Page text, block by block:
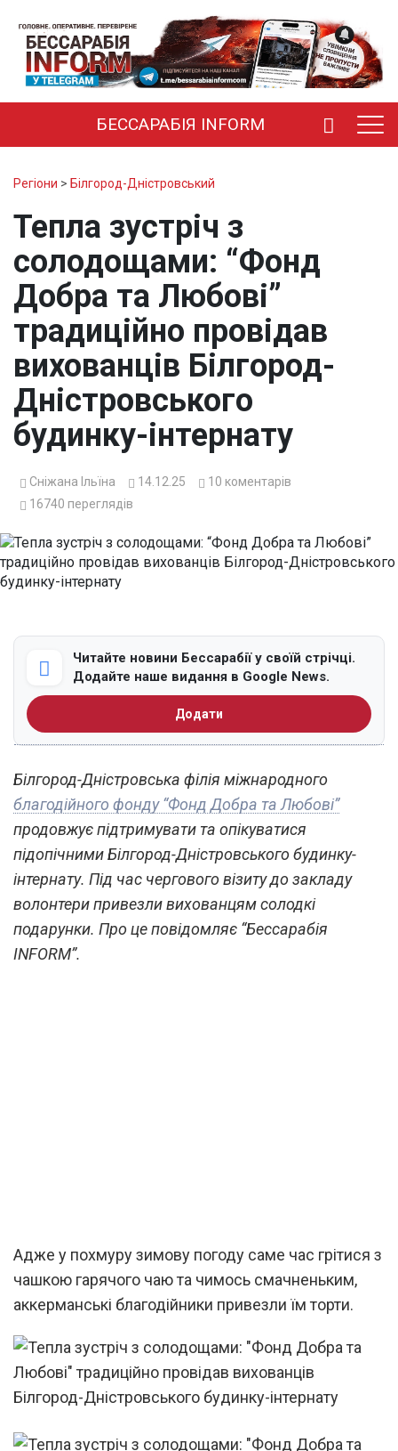
БЕССАРАБІЯ INFORM
Регіони > Білгород-Дністровський
Тепла зустріч з
солодощами: “Фонд
Добра та Любові”
традиційно провідав
вихованців Білгород-
Дністровського
будинку-інтернату
Сніжана Ільїна 14.12.25 10 коментарів
16740 переглядів
Читайте новини Бессарабії у своїй стрічці.
Додайте наше видання в Google News.
Додати
Білгород-Дністровська філія міжнародного
благодійного фонду “Фонд Добра та Любові”
продовжує підтримувати та опікуватися
підопічними Білгород-Дністровського будинку-
інтернату. Під час чергового візиту до закладу
волонтери привезли вихованцям солодкі
подарунки. Про це повідомляє “Бессарабія
INFORM”.
Адже у похмуру зимову погоду саме час грітися з
чашкою гарячого чаю та чимось смачненьким,
аккерманські благодійники привезли їм торти.